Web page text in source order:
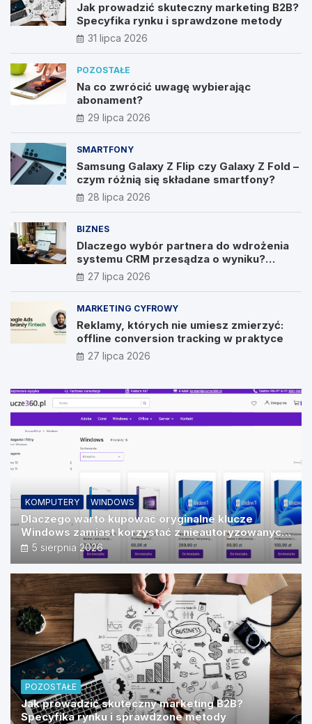
Jak prowadzić skuteczny marketing B2B?
Specyfika rynku i sprawdzone metody
31 lipca 2026
POZOSTAŁE
Na co zwrócić uwagę wybierając
abonament?
29 lipca 2026
SMARTFONY
Samsung Galaxy Z Flip czy Galaxy Z Fold –
czym różnią się składane smartfony?
28 lipca 2026
BIZNES
Dlaczego wybór partnera do wdrożenia
systemu CRM przesądza o wyniku?
Wywiad z Pawłem Prymakowskim, CEO IT
Vision
27 lipca 2026
MARKETING CYFROWY
Reklamy, których nie umiesz zmierzyć:
offline conversion tracking w praktyce
27 lipca 2026
KOMPUTERY WINDOWS
Dlaczego warto kupować oryginalne klucze
Windows zamiast korzystać z nieautoryzowanych
źródeł?
5 sierpnia 2026
POZOSTAŁE
Jak prowadzić skuteczny marketing B2B?
Specyfika rynku i sprawdzone metody